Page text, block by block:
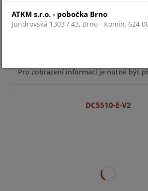
Pro zobrazení informací je nutné být
DC5510-E-V2
ATKM s.r.o. - pobočka Brno
Jundrovská 1303 / 43, Brno - Komín, 624